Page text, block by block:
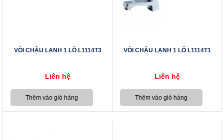
VÒI CHẬU LẠNH 1 LỖ L1114T3
Liên hệ
VÒI CHẬU LẠNH 1 LỖ L1114T1
Liên hệ